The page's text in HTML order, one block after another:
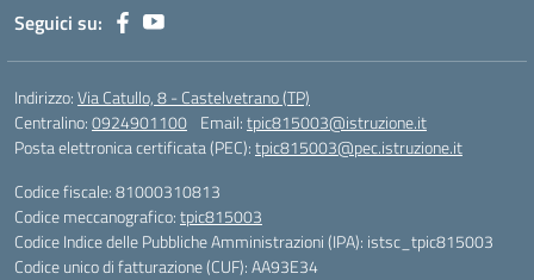
Seguici su:
Indirizzo:Via Catullo, 8 - Castelvetrano (TP)
Centralino:0924901100 Email:tpic815003@istruzione.it
Posta elettronica certificata (PEC):tpic815003@pec.istruzione.it
Codice fiscale: 81000310813
Codice meccanografico:tpic815003
Codice Indice delle Pubbliche Amministrazioni (IPA): istsc_tpic815003
Codice unico di fatturazione (CUF): AA93E34